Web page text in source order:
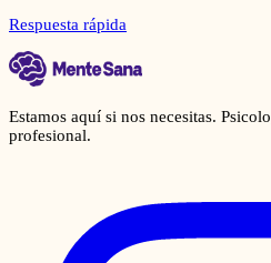
Respuesta rápida
Estamos aquí si nos necesitas.
profesional.